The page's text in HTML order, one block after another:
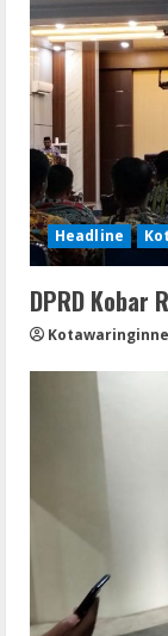
Headline
DPRD Kobar